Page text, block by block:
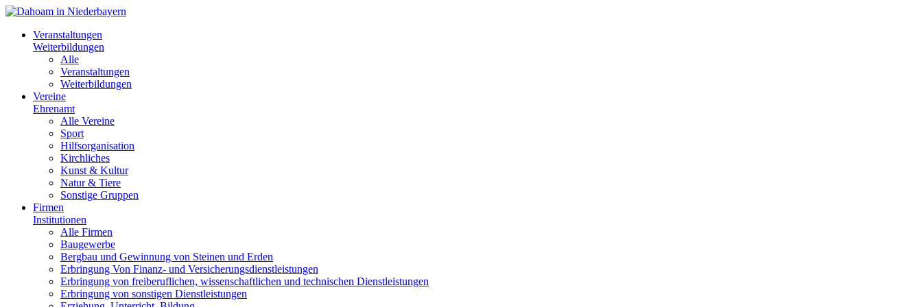
Veranstaltungen
Weiterbildungen
Alle
Veranstaltungen
Weiterbildungen
Vereine
Ehrenamt
Alle Vereine
Sport
Hilfsorganisation
Kirchliches
Kunst & Kultur
Natur & Tiere
Sonstige Gruppen
Firmen
Institutionen
Alle Firmen
Baugewerbe
Bergbau und Gewinnung von Steinen und Erden
Erbringung Von Finanz- und Versicherungsdienstleistungen
Erbringung von freiberuflichen, wissenschaftlichen und technischen Dienstleistungen
Erbringung von sonstigen Dienstleistungen